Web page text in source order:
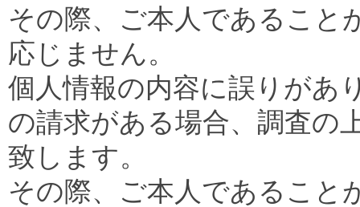
その際、ご本人であること
応じません。
個人情報の内容に誤りがあ
の請求がある場合、調査の
致します。
その際、ご本人であること